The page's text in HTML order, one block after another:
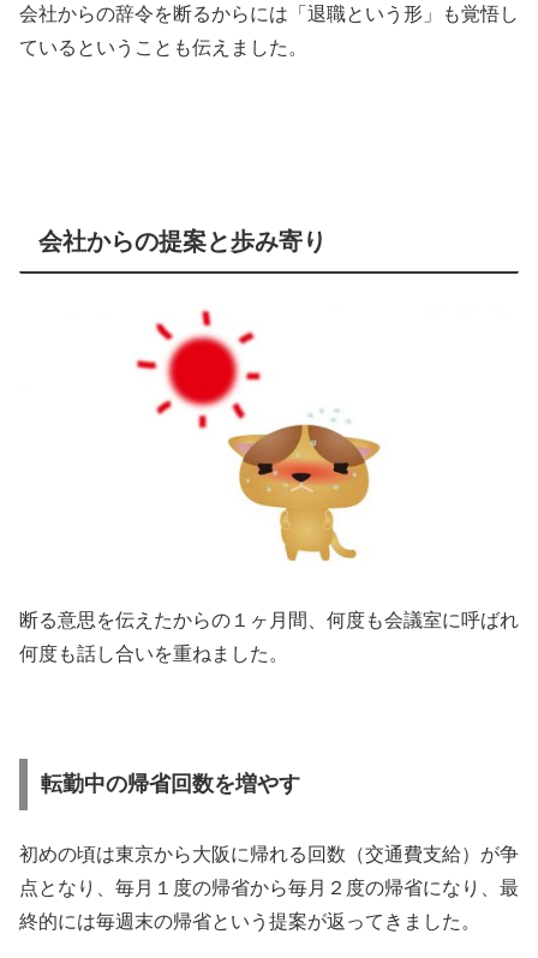
会社からの辞令を断るからには「退職という形」も覚悟し
ているということも伝えました。
会社からの提案と歩み寄り
断る意思を伝えたからの１ヶ月間、何度も会議室に呼ばれ
何度も話し合いを重ねました。
転勤中の帰省回数を増やす
初めの頃は東京から大阪に帰れる回数（交通費支給）が争
点となり、毎月１度の帰省から毎月２度の帰省になり、最
終的には毎週末の帰省という提案が返ってきました。